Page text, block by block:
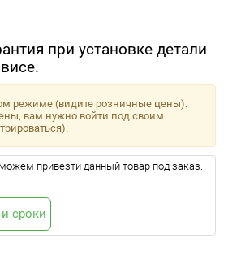
при установке детали
режиме (видите розничные цены).
вам нужно войти под своим
привезти данный товар под заказ.
сроки